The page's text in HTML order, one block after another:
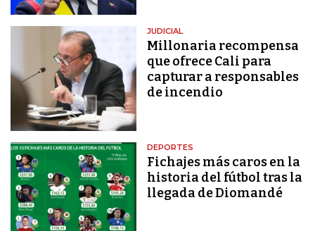
JUDICIAL
Millonaria recompensa
que ofrece Cali para
capturar a responsables
de incendio
DEPORTES
Fichajes más caros en la
historia del fútbol tras la
llegada de Diomandé